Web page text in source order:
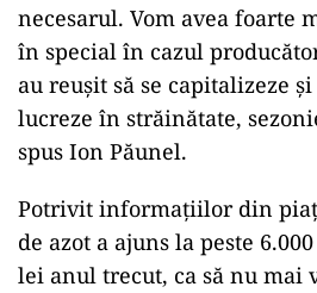
necesarul. Vom avea foarte
în special în cazul
au reușit să se capitalizeze
lucreze în străinătate,
spus Ion Păunel.
Potrivit informațiilor din
de azot a ajuns la peste
lei anul trecut, ca să nu mai